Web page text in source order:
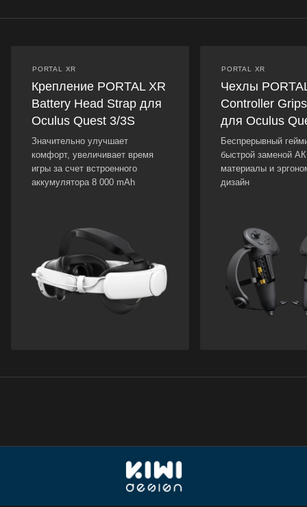
PORTAL XR
Крепление PORTAL XR
Battery Head Strap для
Oculus Quest 3/3S
Значительно улучшает
комфорт, увеличивает время
игры за счет встроенного
аккумулятора 8 000 mAh
PORTAL XR
Чехлы
Controller
для Oculus
Беспрерывный
быстрой заменой
материалы и
дизайн